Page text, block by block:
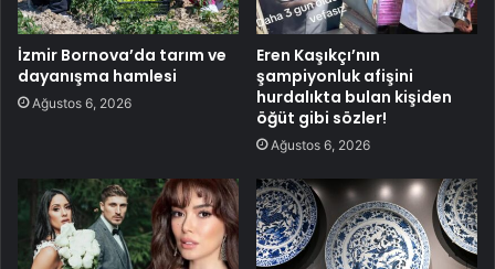
İzmir Bornova’da tarım ve
dayanışma hamlesi
Ağustos 6, 2026
Eren Kaşıkçı’nın
şampiyonluk afişini
hurdalıkta bulan kişiden
öğüt gibi sözler!
Ağustos 6, 2026